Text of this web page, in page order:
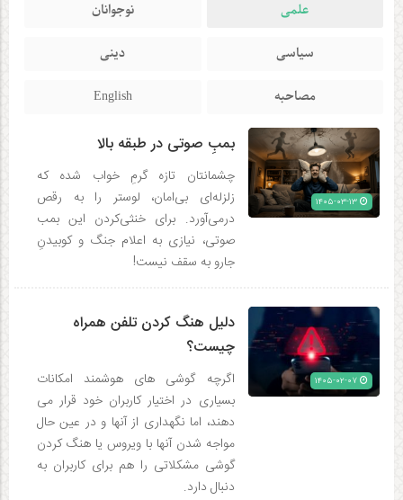
علمی نوجوانان
سیاسی دینی
مصاحبه English
بمبِ صوتی در طبقه بالا
چشمانتان تازه گرمِ خواب شده که
زلزله‌ای بی‌امان، لوستر را به رقص
درمی‌آورد. برای خنثی‌کردن این بمب
صوتی، نیازی به اعلام جنگ و کوبیدنِ
جارو به سقف نیست!
دلیل هنگ کردن تلفن همراه
چیست؟
اگرچه گوشی های هوشمند امکانات
بسیاری در اختیار کاربران خود قرار می
دهند، اما نگهداری از آنها و در عین حال
مواجه شدن آنها با ویروس یا هنگ کردن
گوشی مشکلاتی را هم برای کاربران به
دنبال دارد.